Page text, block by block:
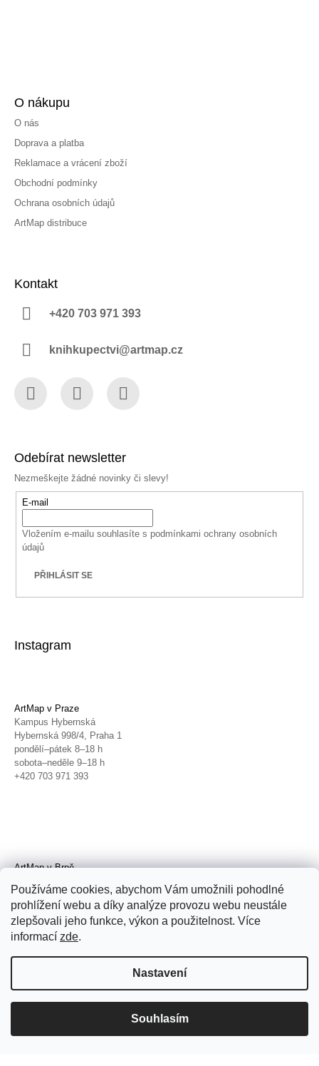
Používáme cookies, abychom Vám umožnili pohodlné
prohlížení webu a díky analýze provozu webu neustále
zlepšovali jeho funkce, výkon a použitelnost. Více
informací zde.
Nastavení
Souhlasím
O nákupu
O nás
Doprava a platba
Reklamace a vrácení zboží
Obchodní podmínky
Ochrana osobních údajů
ArtMap distribuce
Kontakt
+420 703 971 393
knihkupectvi@artmap.cz
Odebírat newsletter
Nezmeškejte žádné novinky či slevy!
E-mail
Vložením e-mailu souhlasíte s podmínkami ochrany osobních
údajů
PŘIHLÁSIT SE
Instagram
ArtMap v Praze
Kampus Hybernská
Hybernská 998/4, Praha 1
pondělí–pátek 8–18 h
sobota–neděle 9–18 h
+420 703 971 393
ArtMap v Brně
Radnická 4, Brno
úterý–pátek 11–19 h
sobota 14–19 h
+420 702 152 298